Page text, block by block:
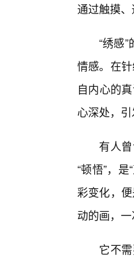
通过触摸
“绣感
情感。在
自内心的
心深处，引
有人
“顿悟”，
彩变化，
动的画，一
它不